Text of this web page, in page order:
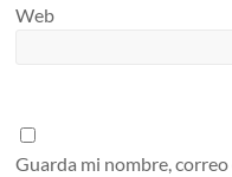
Web
Guarda mi nombre,